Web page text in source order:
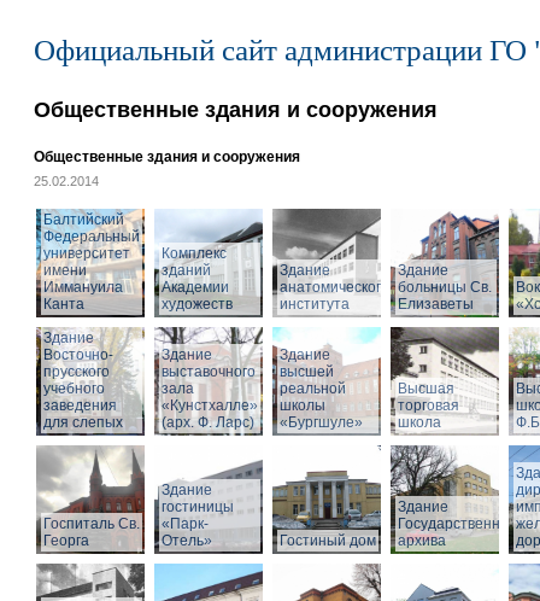
Официальный сайт администрации ГО
Общественные здания и сооружения
Общественные здания и сооружения
25.02.2014
Балтийский
Федеральный
университет
имени
Иммануила
Канта
Комплекс
зданий
Академии
художеств
Здание
анатомического
института
Здание
больницы Св.
Елизаветы
Здание
Восточно-
прусского
учебного
заведения
для слепых
Здание
выставочного
зала
«Кунстхалле»
(арх. Ф. Ларс)
Здание
высшей
реальной
школы
«Бургшуле»
Высшая
торговая
школа
Госпиталь Св.
Георга
Здание
гостиницы
«Парк-
Отель»
Гостиный дом
Здание
Государственного
архива